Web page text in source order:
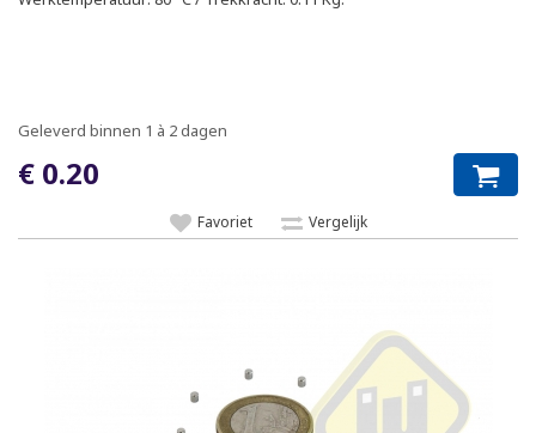
Geleverd binnen 1 à 2 dagen
€ 0.20
Favoriet Vergelijk